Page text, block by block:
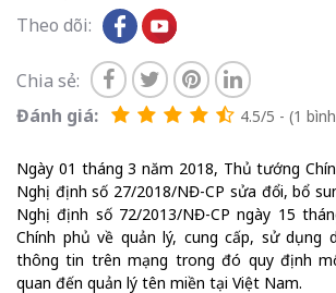
Theo dõi:
Chia sẻ:
Đánh giá:
4.5/5 - (1 bình
Ngày 01 tháng 3 năm 2018, Thủ tướng
Nghị định số 27/2018/NĐ-CP sửa đổi, bổ
Nghị định số 72/2013/NĐ-CP ngày 15
Chính phủ về quản lý, cung cấp, sử dụng
thông tin trên mạng trong đó quy định
quan đến quản lý tên miền tại Việt Nam.